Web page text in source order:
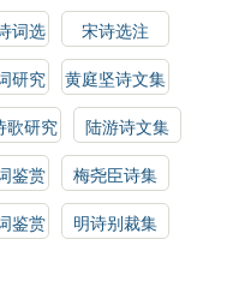
词选
宋诗选注
研究
黄庭坚诗文集
歌研究
陆游诗文集
鉴赏
梅尧臣诗集
鉴赏
明诗别裁集